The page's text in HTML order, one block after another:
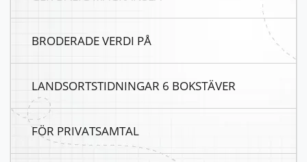
BRODERADE VERDI PÅ
LANDSORTSTIDNINGAR 6 BOKSTÄVER
FÖR PRIVATSAMTAL